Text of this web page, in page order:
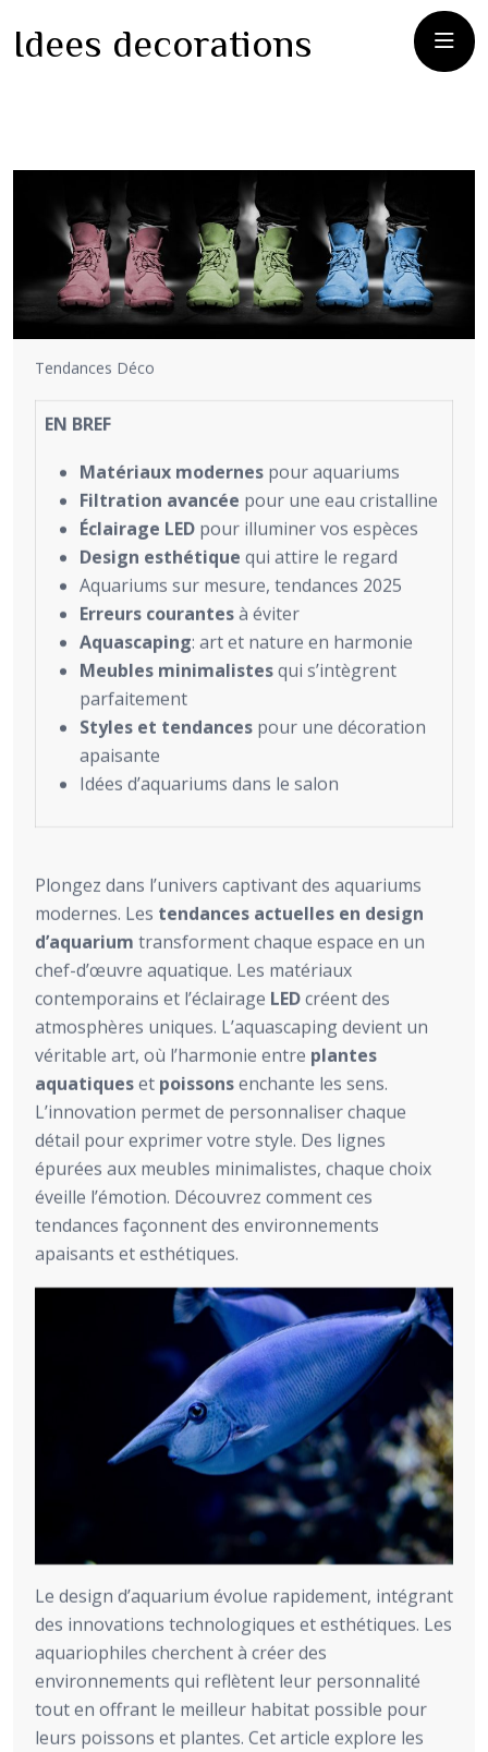
Idees decorations
Tendances Déco
EN BREF
Matériaux modernes pour aquariums
Filtration avancée pour une eau cristalline
Éclairage LED pour illuminer vos espèces
Design esthétique qui attire le regard
Aquariums sur mesure, tendances 2025
Erreurs courantesà éviter
Aquascaping: art et nature en harmonie
Meubles minimalistesqui s’intègrent
parfaitement
Styles et tendances pour une décoration
apaisante
Idées d’aquariums dans le salon
Plongez dans l’univers captivant des aquariums
modernes. Les tendances actuelles en design
d’aquarium transforment chaque espace en un
chef-d’œuvre aquatique. Les matériaux
contemporains et l’éclairage LEDcréent des
atmosphères uniques. L’aquascaping devient un
véritable art, où l’harmonie entre plantes
aquatiqueset poissonsenchante les sens.
L’innovation permet de personnaliser chaque
détail pour exprimer votre style. Des lignes
épurées aux meubles minimalistes, chaque choix
éveille l’émotion. Découvrez comment ces
tendances façonnent des environnements
apaisants et esthétiques.
Le design d’aquarium évolue rapidement, intégrant
des innovations technologiques et esthétiques. Les
aquariophiles cherchent à créer des
environnements qui reflètent leur personnalité
tout en offrant le meilleur habitat possible pour
leurs poissons et plantes. Cet article explore les